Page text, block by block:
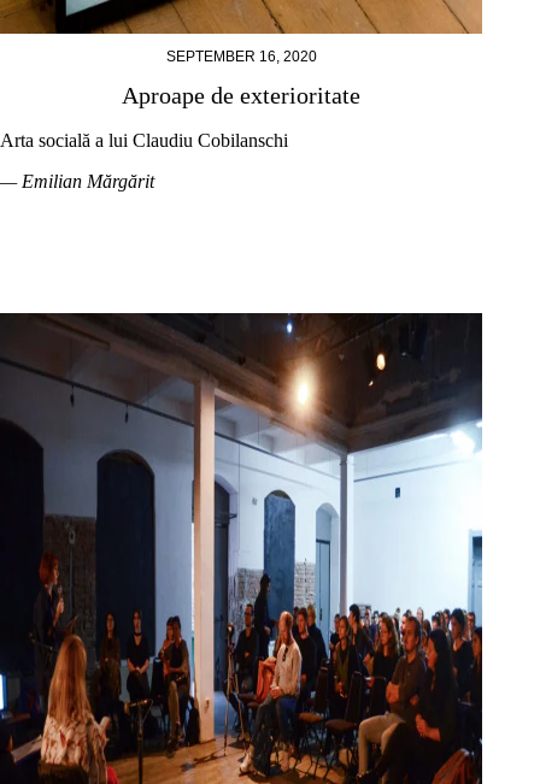
SEPTEMBER 16, 2020
Aproape de exterioritate
Arta socială a lui Claudiu Cobilanschi
— Emilian Mărgărit